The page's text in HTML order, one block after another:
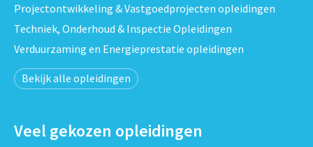
Projectontwikkeling & Vastgoedprojecten opleidingen
Techniek, Onderhoud & Inspectie Opleidingen
Verduurzaming en Energieprestatie opleidingen
Bekijk alle opleidingen
Veel gekozen opleidingen